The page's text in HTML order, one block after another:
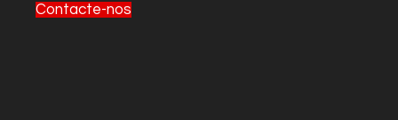
Contacte-nos